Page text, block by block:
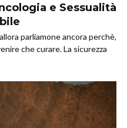
e Sessualità
parliamone ancora perchè,
che curare. La sicurezza